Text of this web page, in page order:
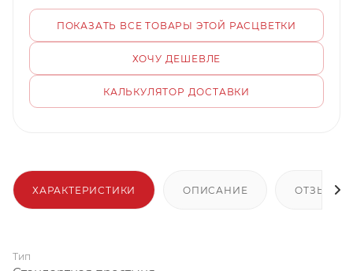
ПОКАЗАТЬ ВСЕ ТОВАРЫ ЭТОЙ РАСЦВЕТКИ
ХОЧУ ДЕШЕВЛЕ
КАЛЬКУЛЯТОР ДОСТАВКИ
ХАРАКТЕРИСТИКИ ОПИСАНИЕ ОТЗЫВЫ
Тип